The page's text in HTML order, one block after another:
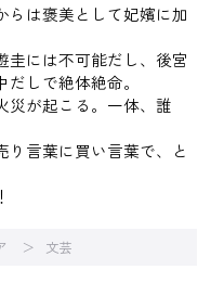
らは褒美として妃嬪に加
圭には不可能だし、後宮
しで絶体絶命。
災が起こる。一体、誰
り言葉に買い言葉で、と
文芸